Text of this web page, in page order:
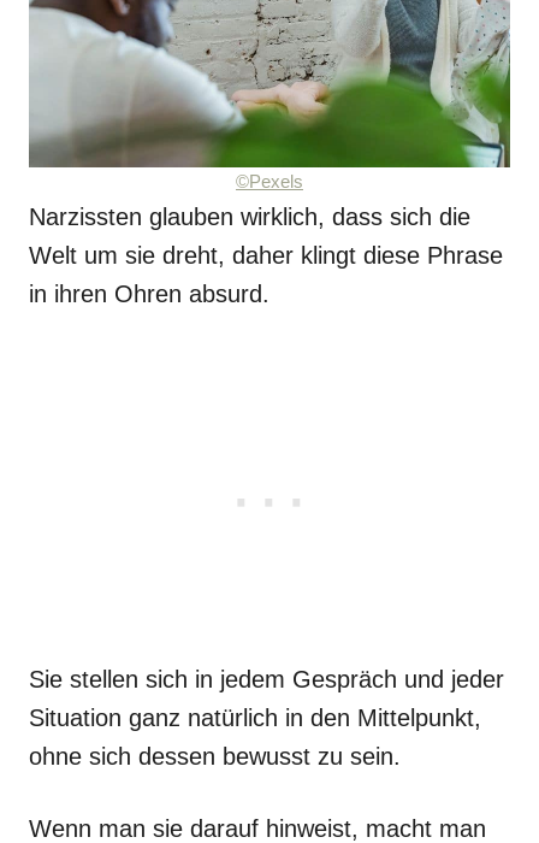
©Pexels
Narzissten glauben wirklich, dass sich die
Welt um sie dreht, daher klingt diese Phrase
in ihren Ohren absurd.
Sie stellen sich in jedem Gespräch und jeder
Situation ganz natürlich in den Mittelpunkt,
ohne sich dessen bewusst zu sein.
Wenn man sie darauf hinweist, macht man